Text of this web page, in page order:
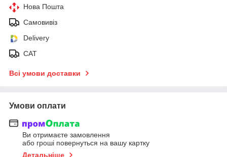
Нова Пошта
Самовивіз
Delivery
САТ
Всі умови доставки
Умови оплати
Ви отримаєте замовлення
або гроші повернуться на вашу картку
Детальніше